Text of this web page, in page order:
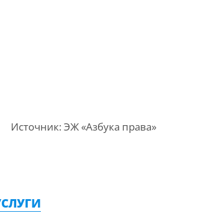
Источник: ЭЖ «Азбука права»